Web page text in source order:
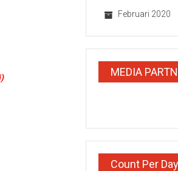
Februari 2020
MEDIA
Count Per Day